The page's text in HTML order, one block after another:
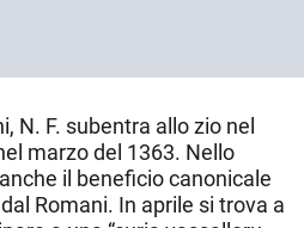
N. F. subentra allo zio nel
marzo del 1363. Nello
il beneficio canonicale
Romani. In aprile si trova a